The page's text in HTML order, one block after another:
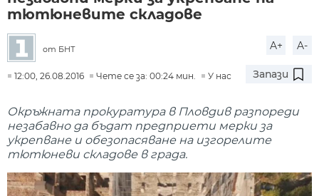
тютюневите складове
от БНТ A+ A-
12:00, 26.08.2016 Чете се за: 00:24 мин. У нас Запази
Окръжната прокуратура в Пловдив разпореди
незабавно да бъдат предприети мерки за
укрепване и обезопасяване на изгорелите
тютюневи складове в града.